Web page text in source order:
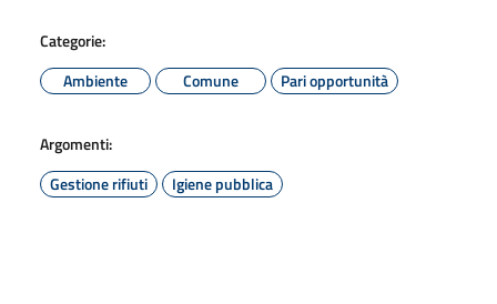
Categorie:
Ambiente
Comune Pari opportunità
Argomenti:
Gestione rifiuti
Igiene pubblica